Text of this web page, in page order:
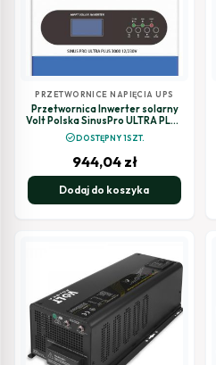
PRZETWORNICE NAPIĘCIA UPS
Przetwornica Inwerter solarny
Volt Polska SinusPro ULTRA PLUS
3000 12/230V (1500/3000W) +
100A MPPT
check_circleDOSTĘPNY 1SZT.
944,04 zł
Dodaj do koszyka